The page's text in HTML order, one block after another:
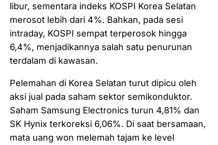
libur, sementara indeks KOSPI Korea Selatan
merosot lebih dari 4%. Bahkan, pada sesi
intraday, KOSPI sempat terperosok hingga
6,4%, menjadikannya salah satu penurunan
terdalam di kawasan.
Pelemahan di Korea Selatan turut dipicu oleh
aksi jual pada saham sektor semikonduktor.
Saham Samsung Electronics turun 4,81% dan
SK Hynix terkoreksi 6,06%. Di saat bersamaan,
mata uang won melemah tajam ke level